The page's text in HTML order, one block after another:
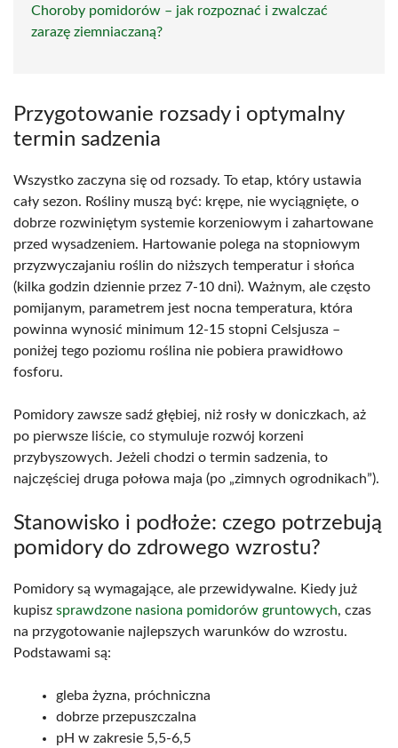
Choroby pomidorów – jak rozpoznać i zwalczać
zarazę ziemniaczaną?
Przygotowanie rozsady i optymalny
termin sadzenia
Wszystko zaczyna się od rozsady. To etap, który ustawia
cały sezon. Rośliny muszą być: krępe, nie wyciągnięte, o
dobrze rozwiniętym systemie korzeniowym i zahartowane
przed wysadzeniem. Hartowanie polega na stopniowym
przyzwyczajaniu roślin do niższych temperatur i słońca
(kilka godzin dziennie przez 7-10 dni). Ważnym, ale często
pomijanym, parametrem jest nocna temperatura, która
powinna wynosić minimum 12-15 stopni Celsjusza –
poniżej tego poziomu roślina nie pobiera prawidłowo
fosforu.
Pomidory zawsze sadź głębiej, niż rosły w doniczkach, aż
po pierwsze liście, co stymuluje rozwój korzeni
przybyszowych. Jeżeli chodzi o termin sadzenia, to
najczęściej druga połowa maja (po „zimnych ogrodnikach”).
Stanowisko i podłoże: czego potrzebują
pomidory do zdrowego wzrostu?
Pomidory są wymagające, ale przewidywalne. Kiedy już
kupisz sprawdzone nasiona pomidorów gruntowych, czas
na przygotowanie najlepszych warunków do wzrostu.
Podstawami są:
gleba żyzna, próchniczna
dobrze przepuszczalna
pH w zakresie 5,5-6,5